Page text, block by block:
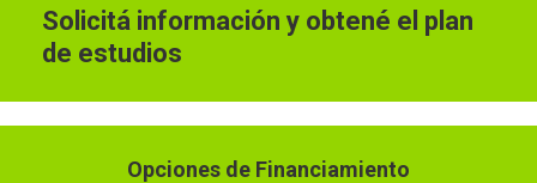
Solicitá información y obtené el plan
de estudios
Opciones de Financiamiento